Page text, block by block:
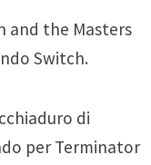
and the Masters
Switch.
di
per Terminator